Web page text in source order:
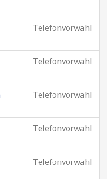
Telefonvorwahl
Telefonvorwahl
Telefonvorwahl
Telefonvorwahl
Telefonvorwahl